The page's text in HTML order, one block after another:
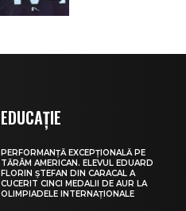
EDUCAȚIE
PERFORMANȚĂ EXCEPȚIONALĂ PE
TĂRÂM AMERICAN. ELEVUL EDUARD
FLORIN ȘTEFAN DIN CARACAL A
CUCERIT CINCI MEDALII DE AUR LA
OLIMPIADELE INTERNAȚIONALE